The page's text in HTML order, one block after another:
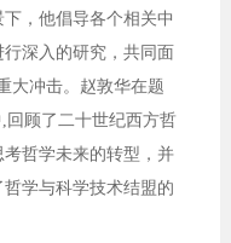
，他倡导各个相关中
深入的研究，共同面
大冲击。赵敦华在题
回顾了二十世纪西方哲
哲学未来的转型，并
学与科学技术结盟的